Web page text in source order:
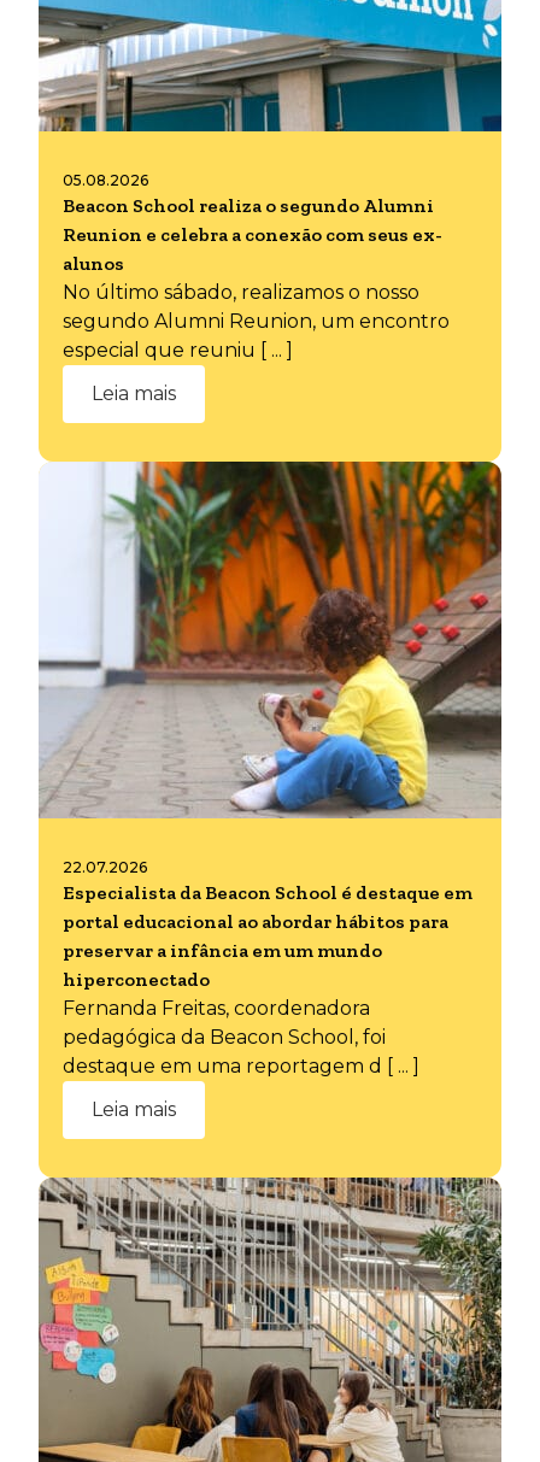
05.08.2026
Beacon School realiza o segundo Alumni
Reunion e celebra a conexão com seus ex-
alunos
No último sábado, realizamos o nosso
segundo Alumni Reunion, um encontro
especial que reuniu [ ... ]
Leia mais
22.07.2026
Especialista da Beacon School é destaque em
portal educacional ao abordar hábitos para
preservar a infância em um mundo
hiperconectado
Fernanda Freitas, coordenadora
pedagógica da Beacon School, foi
destaque em uma reportagem d [ ... ]
Leia mais